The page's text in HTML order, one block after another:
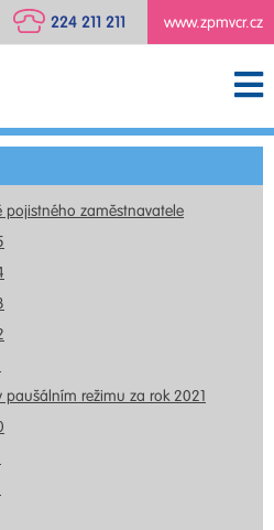
www.zpmvcr.cz
224 211 211
pojistného zaměstnavatele
paušálním režimu za rok 2021